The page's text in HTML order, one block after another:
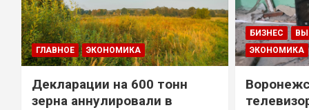
ГЛАВНОЕ ЭКОНОМИКА
Декларации на 600 тонн
зерна аннулировали в
БИЗНЕС
ЭКОНОМИКА